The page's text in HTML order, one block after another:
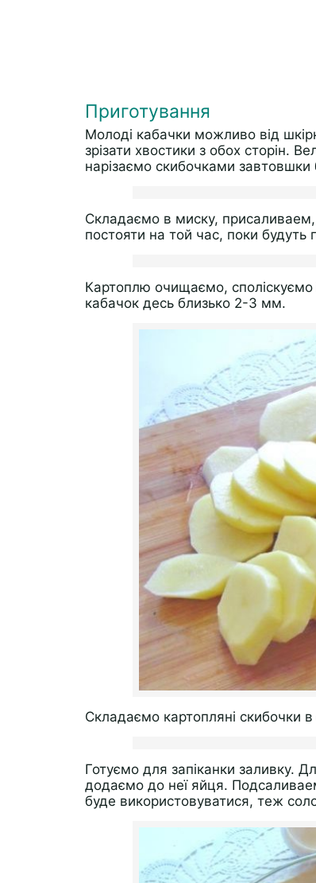
Приготування
Молоді кабачки можливо від
зрізати хвостики з обох сторін.
нарізаємо скибочками
Складаємо в миску,
постояти на той час, поки будуть
Картоплю очищаємо,
кабачок десь близько 2-3 мм.
Складаємо картопляні скибочки
Готуємо для запіканки заливку.
додаємо до неї яйця.
буде використовуватися, теж